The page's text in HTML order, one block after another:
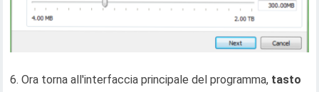
6. Ora torna all'interfaccia principale del programma, tasto